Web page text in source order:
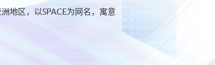
地区，以SPACE为网名，寓意